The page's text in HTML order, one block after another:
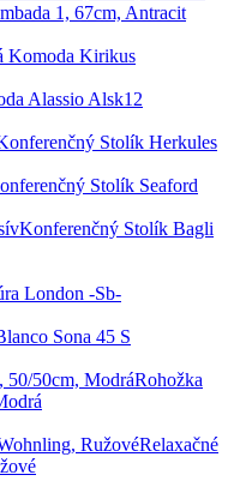
1, 67cm, Antracit
Komoda Kirikus
Alassio Alsk12
Stolík Herkules
Stolík Seaford
Konferenčný Stolík Bagli
London -Sb-
Sona 45 S
Rohožka
Relaxačné